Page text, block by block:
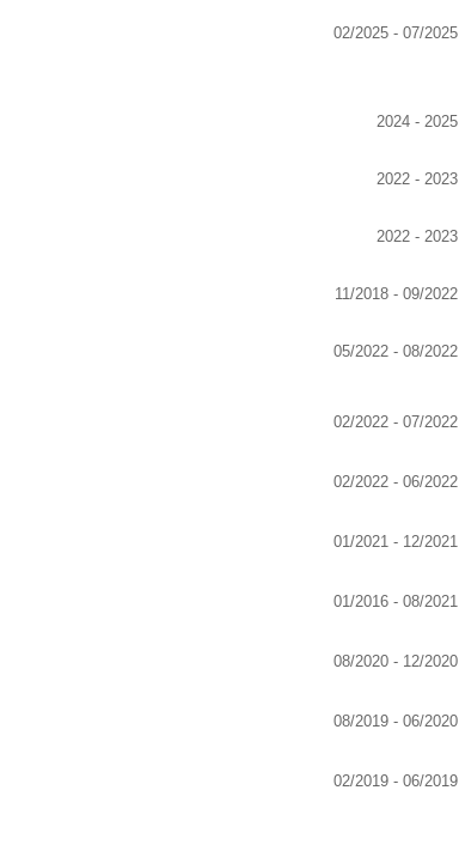
02/2025 - 07/2025
2024 - 2025
2022 - 2023
2022 - 2023
11/2018 - 09/2022
05/2022 - 08/2022
02/2022 - 07/2022
02/2022 - 06/2022
01/2021 - 12/2021
01/2016 - 08/2021
08/2020 - 12/2020
08/2019 - 06/2020
02/2019 - 06/2019